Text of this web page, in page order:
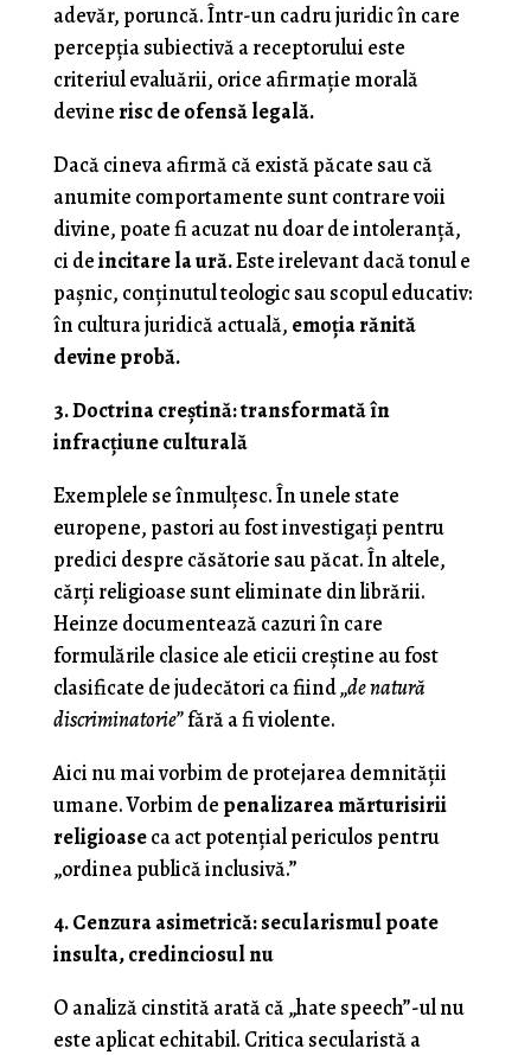
adevăr, poruncă. Într-un cadru juridic în care
percepția subiectivă a receptorului este
criteriul evaluării, orice afirmație morală
devinerisc de ofensă legală.
Dacă cineva afirmă că există păcate sau că
anumite comportamente sunt contrare voii
divine, poate fi acuzat nu doar de intoleranță,
ci deincitare la ură.Este irelevant dacă tonul e
pașnic, conținutul teologic sau scopul educativ:
în cultura juridică actuală, emoția rănită
devine probă.
3. Doctrina creștină: transformată în
infracțiune culturală
Exemplele se înmulțesc. În unele state
europene, pastori au fost investigați pentru
predici despre căsătorie sau păcat. În altele,
cărți religioase sunt eliminate din librării.
Heinze documentează cazuri în care
formulările clasice ale eticii creștine au fost
clasificate de judecători ca fiind„de natură
discriminatorie”fără a fi violente.
Aici nu mai vorbim de protejarea demnității
umane. Vorbim de penalizarea mărturisirii
religioaseca act potențial periculos pentru
„ordinea publică inclusivă.”
4. Cenzura asimetrică: secularismul poate
insulta, credinciosul nu
O analiză cinstită arată că „hate speech”-ul nu
este aplicat echitabil. Critica secularistă a